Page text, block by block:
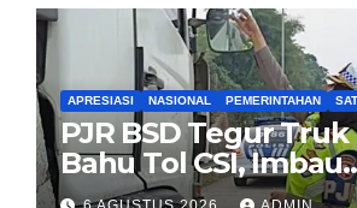
APRESIASI NASIONAL PEMERINTAHAN
PJR BSD Tegur
Bahu Tol CSI, Imbau
Pengendara Tertib